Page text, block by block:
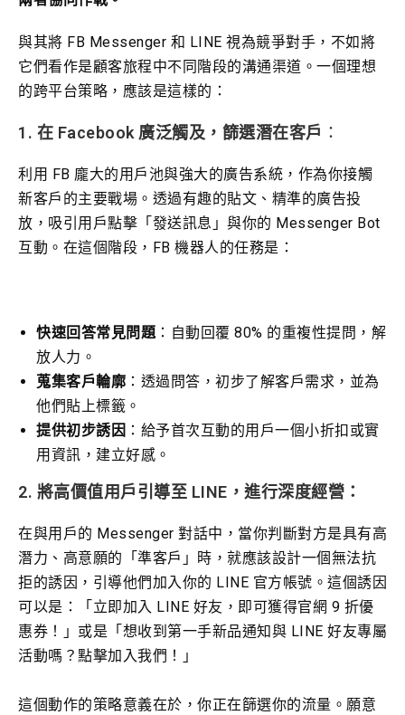
與其將 FB Messenger 和 LINE 視為競爭對手，不如將
它們看作是顧客旅程中不同階段的溝通渠道。一個理想
的跨平台策略，應該是這樣的：
1. 在 Facebook 廣泛觸及，篩選潛在客戶 ：
利用 FB 龐大的用戶池與強大的廣告系統，作為你接觸
新客戶的主要戰場。透過有趣的貼文、精準的廣告投
放，吸引用戶點擊「發送訊息」與你的 Messenger Bot
互動。在這個階段，FB 機器人的任務是：
快速回答常見問題：自動回覆 80% 的重複性提問，解
放人力。
蒐集客戶輪廓 ：透過問答，初步了解客戶需求，並為
他們貼上標籤。
提供初步誘因 ：給予首次互動的用戶一個小折扣或實
用資訊，建立好感。
2. 將高價值用戶引導至 LINE，進行深度經營：
在與用戶的 Messenger 對話中，當你判斷對方是具有高
潛力、高意願的「準客戶」時，就應該設計一個無法抗
拒的誘因，引導他們加入你的 LINE 官方帳號。這個誘因
可以是：「立即加入 LINE 好友，即可獲得官網 9 折優
惠券！」或是「想收到第一手新品通知與 LINE 好友專屬
活動嗎？點擊加入我們！」
這個動作的策略意義在於，你正在篩選你的流量。願意